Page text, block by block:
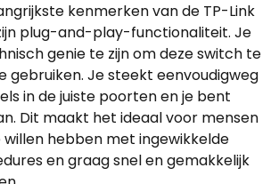
kenmerken van de TP-Link
zijn plug-and-play-functionaliteit. Je
genie te zijn om deze switch te
gebruiken. Je steekt eenvoudigweg
in de juiste poorten en je bent
Dit maakt het ideaal voor mensen
willen hebben met ingewikkelde
en graag snel en gemakkelijk